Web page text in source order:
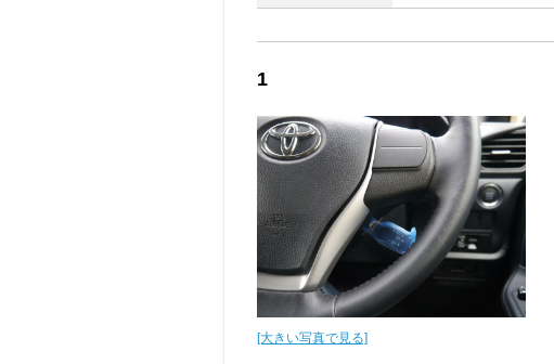
1
[大きい写真で見る]